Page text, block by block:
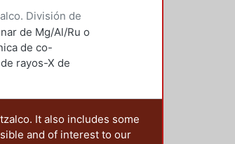
son
presentes
adecuadamente
(RMN).
División de
;Vergara Arenas,
;Lomas Romero,
de Mg/Al/Ru o
de co-
rayos-X de
de
H2O) del ácido
It also includes some
and of interest to our